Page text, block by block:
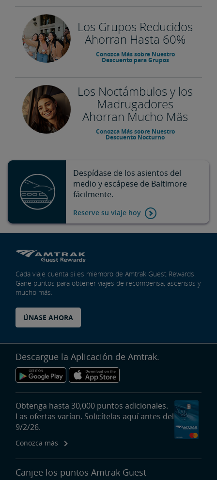
Los Grupos Reducidos
Ahorran Hasta 60%
Conozca Más sobre Nuestro
Descuento para Grupos
Los Noctámbulos y los
Madrugadores
Ahorran Mucho Mäs
Conozca Más sobre Nuestro
Descuento Nocturno
Despídase de los asientos del
medio y escápese de Baltimore
fácilmente.
Reserve su viaje hoy
Cada viaje cuenta si es miembro de Amtrak Guest Rewards.
Gane puntos para obtener viajes de recompensa, ascensos y
mucho más.
ÚNASE AHORA
Descargue la Aplicación de Amtrak.
Obtenga hasta 30,000 puntos adicionales.
Las ofertas varían. Solicítelas aquí antes del
9/2/26.
Conozca más
Canjee los puntos Amtrak Guest